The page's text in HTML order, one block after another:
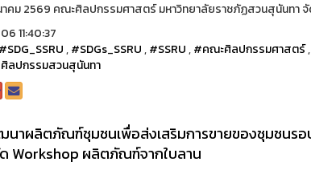
คม 2569 คณะศิลปกรรมศาสตร์ มหาวิทยาลัยราชภัฏสวนสุนันทา จั
11:40:37
#SDG_SSRU,#SDGs_SSRU,#SSRU,#คณะศิลปกรรมศาสตร์,
ลปกรรมสวนสุนันทา
นาผลิตภัณฑ์ชุมชนเพื่อส่งเสริมการขายของชุมชนรอ
Workshop ผลิตภัณฑ์จากใบลาน